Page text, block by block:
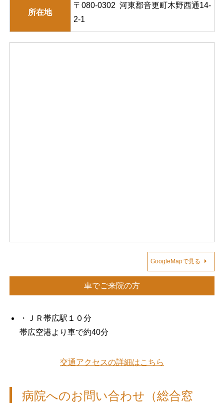
所在地
〒080-0302 河東郡音更町木野西通14-
2-1
GoogleMapで見る
車でご来院の方
・ＪＲ帯広駅１０分
帯広空港より車で約40分
交通アクセスの詳細はこちら
病院へのお問い合わせ（総合窓